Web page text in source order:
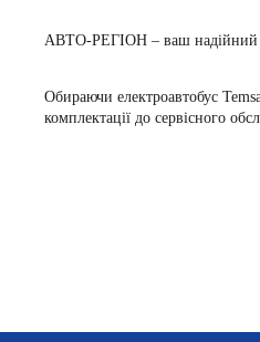
АВТО-РЕГІОН – ваш надійний
Обираючи електроавтобус
комплектації до сервісного